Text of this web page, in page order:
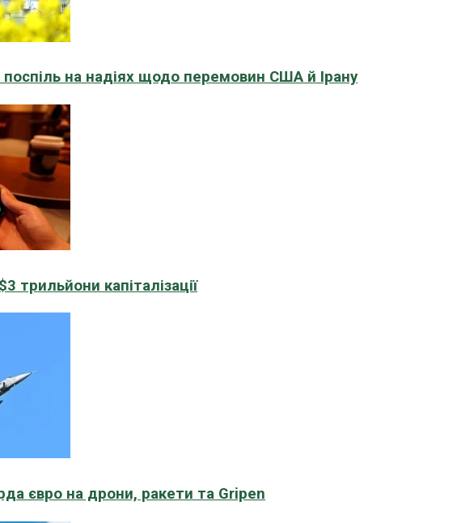
на надіях щодо перемовин США й Ірану
трильйони капіталізації
євро на дрони, ракети та Gripen